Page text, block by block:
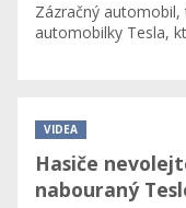
​Zázračný automobil,
automobilky Tesla,
Hasiče
nabouraný
VIDEA